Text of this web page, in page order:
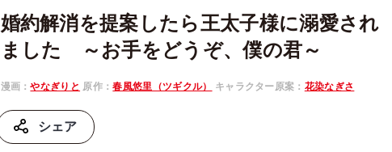
婚約解消を提案したら王太子様に溺愛され
ました ～お手をどうぞ、僕の君～
漫画：やなぎりと 原作：春風悠里（ツギクル） キャラクター原案： 花染なぎさ
シェア